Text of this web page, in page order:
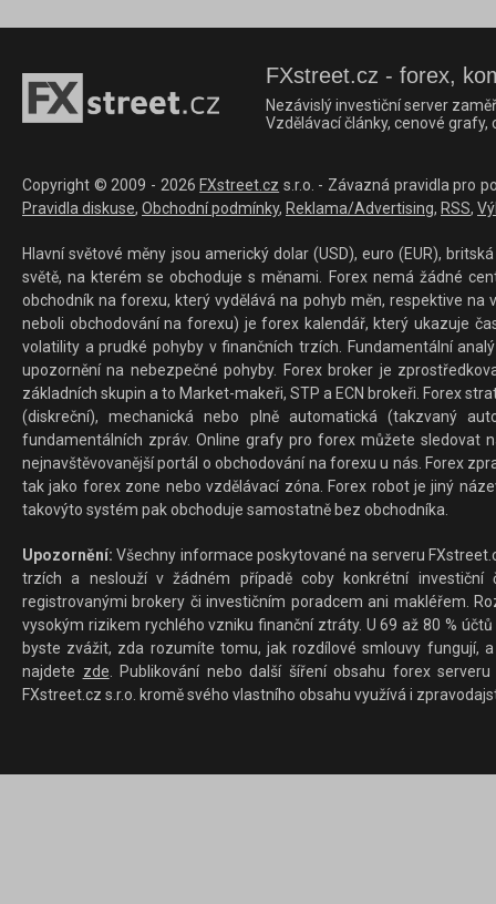
FXstreet.cz - forex,
Nezávislý investiční server
Vzdělávací články, cenové
Copyright © 2009 - 2026 FXstreet.cz s.r.o. - Závazná pravidla pro
Pravidla diskuse, Obchodní podmínky, Reklama/Advertising, RSS,
Hlavní světové měny jsou americký dolar (USD), euro (EUR),
světě, na kterém se obchoduje s měnami. Forex nemá žádné
obchodník na forexu, který vydělává na pohyb měn, respektive
neboli obchodování na forexu) je forex kalendář, který ukazuje
volatility a prudké pohyby v finančních trzích. Fundamentální
upozornění na nebezpečné pohyby. Forex broker je
základních skupin a to Market-makeři, STP a ECN brokeři. Forex
(diskreční), mechanická nebo plně automatická (takzvaný
fundamentálních zpráv. Online grafy pro forex můžete sledovat
nejnavštěvovanější portál o obchodování na forexu u nás. Forex
tak jako forex zone nebo vzdělávací zóna. Forex robot je jiný
takovýto systém pak obchoduje samostatně bez obchodníka.
Upozornění: Všechny informace poskytované na serveru
trzích a neslouží v žádném případě coby konkrétní investiční
registrovanými brokery či investičním poradcem ani makléřem.
vysokým rizikem rychlého vzniku finanční ztráty. U 69 až 80 %
byste zvážit, zda rozumíte tomu, jak rozdílové smlouvy fungují,
najdete zde. Publikování nebo další šíření obsahu forex
FXstreet.cz s.r.o. kromě svého vlastního obsahu využívá i